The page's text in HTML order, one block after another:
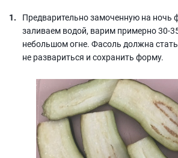
Предварительно замоченную на ночь
заливаем водой, варим примерно 30-
небольшом огне. Фасоль должна
не развариться и сохранить форму.